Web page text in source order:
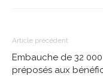
Article précédent
Embauche de 32 000
préposés aux